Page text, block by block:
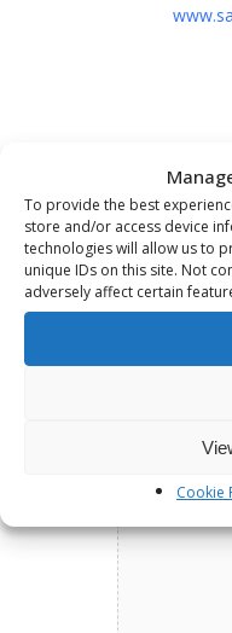
To provide the best
store and/or access device
technologies will allow us to
unique IDs on this site. Not
adversely affect certain
Cookie
Sto